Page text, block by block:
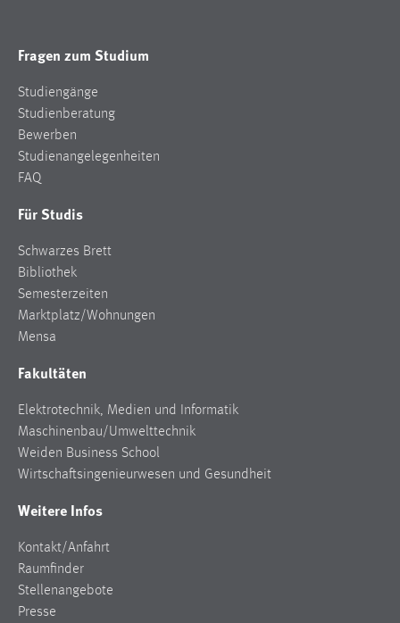
Fragen zum Studium
Studiengänge
Studienberatung
Bewerben
Studienangelegenheiten
FAQ
Für Studis
Schwarzes Brett
Bibliothek
Semesterzeiten
Marktplatz/Wohnungen
Mensa
Fakultäten
Elektrotechnik, Medien und Informatik
Maschinenbau/Umwelttechnik
Weiden Business School
Wirtschaftsingenieurwesen und Gesundheit
Weitere Infos
Kontakt/Anfahrt
Raumfinder
Stellenangebote
Presse